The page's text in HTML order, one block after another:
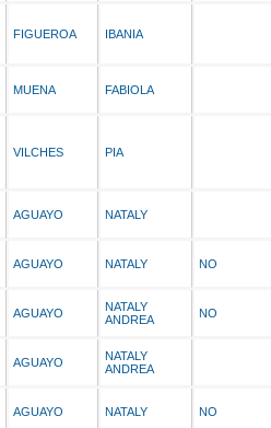
FIGUEROA IBANIA
MUENA FABIOLA
VILCHES PIA
AGUAYO NATALY
AGUAYO NATALY NO
AGUAYO
NATALY
ANDREA
NO
AGUAYO
NATALY
ANDREA
AGUAYO NATALY NO